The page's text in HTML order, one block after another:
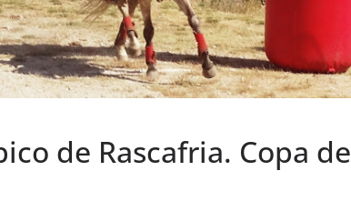
de Rascafria. Copa de